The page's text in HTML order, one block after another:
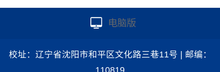
电脑版
校址：辽宁省沈阳市和平区文化路三巷11号 | 邮编：